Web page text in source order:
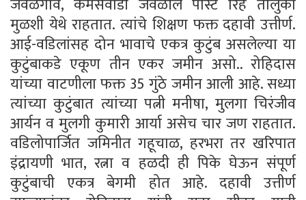
जवळगाव, केमसेवाडी जवळील पोस्ट रिहे तालुका
मुळशी येथे राहतात. त्यांचे शिक्षण फक्त दहावी उत्तीर्ण.
आई-वडिलांसह दोन भावाचे एकत्र कुटुंब असलेल्या या
कुटुंबाकडे एकूण तीन एकर जमीन असो.. रोहिदास
यांच्या वाटणीला फक्त 35 गुंठे जमीन आली आहे. सध्या
त्यांच्या कुटुंबात त्यांच्या पत्नी मनीषा, मुलगा चिरंजीव
आर्यन व मुलगी कुमारी आर्या असेच चार जण राहतात.
वडिलोपार्जित जमिनीत गहूचाळ, हरभरा तर खरिपात
इंद्रायणी भात, रत्ना व हळदी ही पिके घेऊन संपूर्ण
कुटुंबाची एकत्र बेगमी होत आहे. दहावी उत्तीर्ण